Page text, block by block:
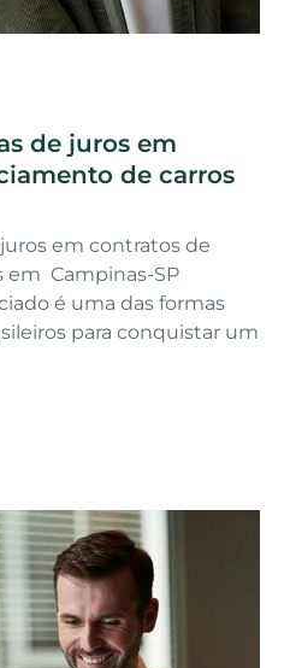
de juros em
de carros
em contratos de
em Campinas-SP
é uma das formas
para conquistar um